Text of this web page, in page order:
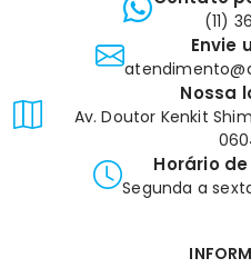
(11)
Envie
Nossa
Av. Doutor Kenkit
Horário
Segunda a